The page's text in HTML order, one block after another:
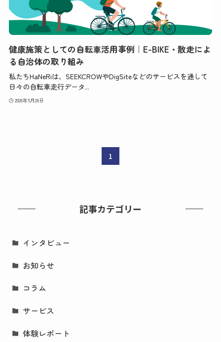
健康施策としての自転車活用事例｜E-BIKE・散走によ
る自治体の取り組み
私たちHaNeRiは、SEEKCROWやDigSiteなどのサービスを通して
日々の自転車走行データ...
2026年5月26日
1
記事カテゴリー
インタビュー
お知らせ
コラム
サービス
体験レポート